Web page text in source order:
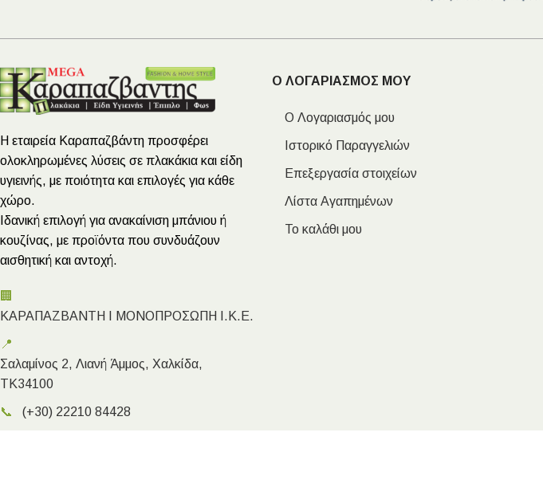
Η εταιρεία Καραπαζβάντη προσφέρει
ολοκληρωμένες λύσεις σε πλακάκια και είδη
υγιεινής, με ποιότητα και επιλογές για κάθε
χώρο.
Ιδανική επιλογή για ανακαίνιση μπάνιου ή
κουζίνας, με προϊόντα που συνδυάζουν
αισθητική και αντοχή.
🏢
ΚΑΡΑΠΑΖΒΑΝΤΗ Ι ΜΟΝΟΠΡΟΣΩΠΗ Ι.Κ.Ε.
📍
Σαλαμίνος 2, Λιανή Άμμος, Χαλκίδα,
ΤΚ34100
📞 (+30) 22210 84428
Ο ΛΟΓΑΡΙΑΣΜΟΣ ΜΟΥ
Ο Λογαριασμός μου
Ιστορικό Παραγγελιών
Επεξεργασία στοιχείων
Λίστα Αγαπημένων
Το καλάθι μου